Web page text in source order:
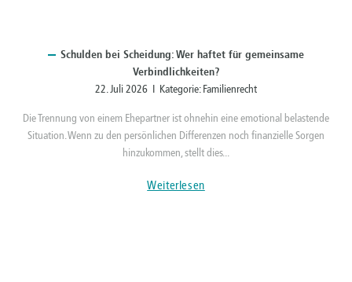
Schulden bei Scheidung: Wer haftet für gemeinsame
Verbindlichkeiten?
22. Juli 2026 I Kategorie:Familienrecht
Die Trennung von einem Ehepartner ist ohnehin eine emotional belastende
Situation. Wenn zu den persönlichen Differenzen noch finanzielle Sorgen
hinzukommen, stellt dies...
Weiterlesen